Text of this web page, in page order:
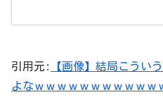
引用元:
【画像】結局こう‎い
よなｗｗｗｗｗｗｗｗｗｗｗ